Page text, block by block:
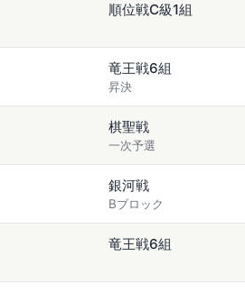
順位戦C級1組
竜王戦6組
昇決
棋聖戦
一次予選
銀河戦
Bブロック
竜王戦6組